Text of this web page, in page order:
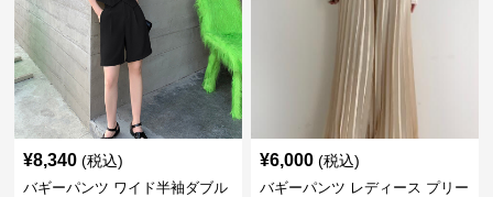
¥8,340 (税込)
バギーパンツ ワイド半袖ダブル
¥6,000 (税込)
バギーパンツ レディース プリー